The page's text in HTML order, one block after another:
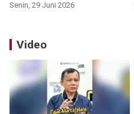
Senin, 29 Juni 2026
Video